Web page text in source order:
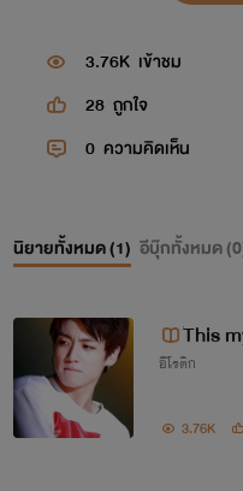
3.76K เข้าชม
28 ถูกใจ
0 ความคิดเห็น
นิยายทั้งหมด (1) อีบุ๊กทั้งหมด (0
This
อีโรติก
3.76K